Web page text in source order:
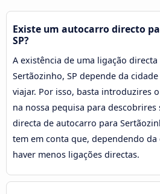
Existe um autocarro directo
SP?
A existência de uma ligação
Sertãozinho, SP depende da
viajar. Por isso, basta introduzires
na nossa pequisa para descobrires
directa de autocarro para
tem em conta que, dependendo
haver menos ligações directas.